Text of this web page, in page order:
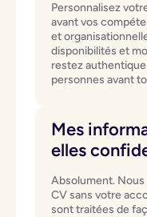
Personnalisez
avant vos
et
disponibilités et
restez
personnes avant
Mes
elles
Absolument.
CV sans votre
sont traitées de